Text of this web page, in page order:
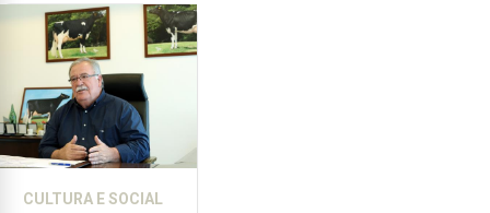
CULTURA E SOCIAL